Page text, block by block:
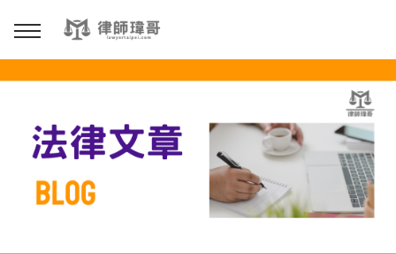
回主選單
免費影音資源
Youtube